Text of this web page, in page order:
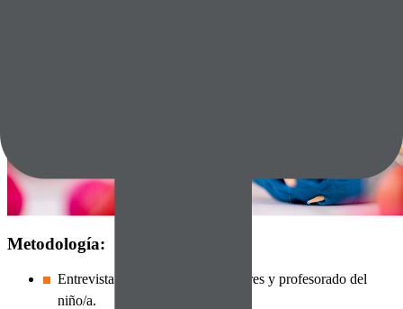
Metodología:
Entrevista inicial con padres, madres y profesorado del
niño/a.